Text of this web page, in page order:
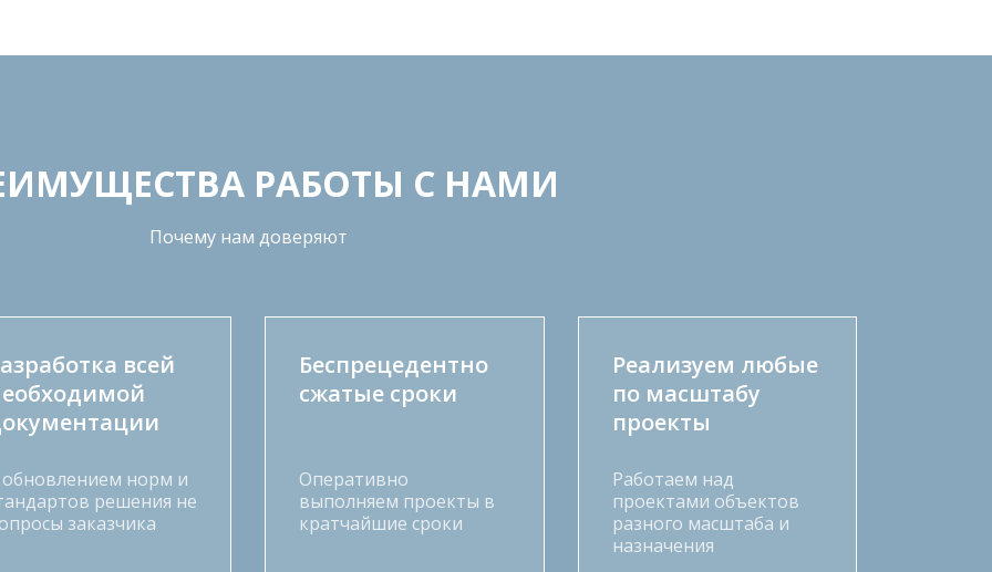
РАБОТЫ С НАМИ
Почему нам доверяют
всей
норм и
решения не
заказчика
Беспрецедентно
сжатые сроки
Оперативно
выполняем проекты в
кратчайшие сроки
Реализуем любые
по масштабу
проекты
Работаем над
проектами объектов
разного масштаба и
назначения